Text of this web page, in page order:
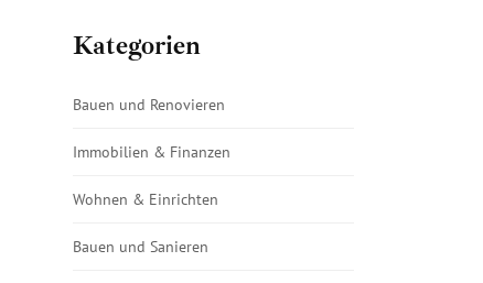
Kategorien
Bauen und Renovieren
Immobilien & Finanzen
Wohnen & Einrichten
Bauen und Sanieren